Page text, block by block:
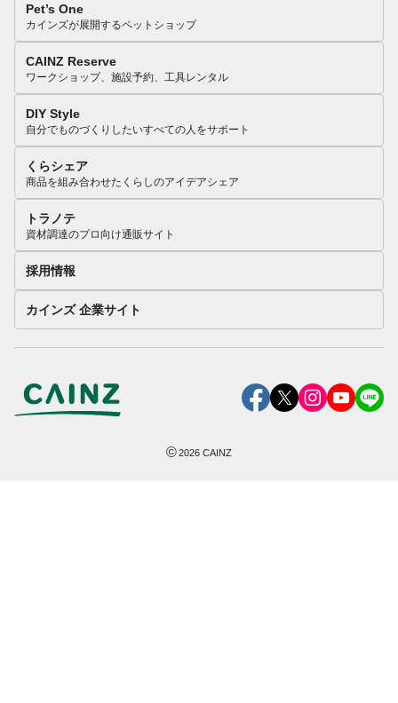
Pet’s One
カインズが展開するペットショップ
CAINZ Reserve
ワークショップ、施設予約、工具レンタル
DIY Style
自分でものづくりしたいすべての人をサポート
くらシェア
商品を組み合わせたくらしのアイデアシェア
トラノテ
資材調達のプロ向け通販サイト
採用情報
カインズ 企業サイト
©2026 CAINZ